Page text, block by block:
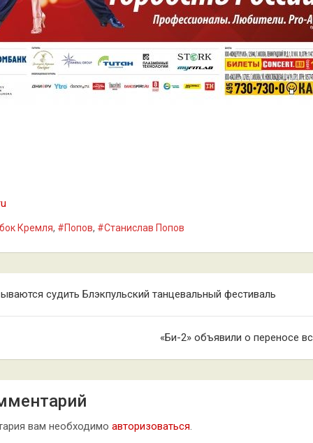
Кремля, #Попов, #Станислав Попов
судить Блэкпульский танцевальный фестиваль
«Би-2» объявили о переносе
вам необходимо авторизоваться.